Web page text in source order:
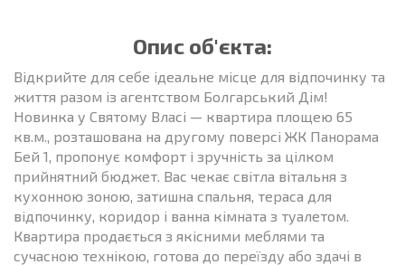
Опис об'єкта:
Відкрийте для себе ідеальне місце для відпочинку та
життя разом із агентством Болгарський Дім!
Новинка у Святому Власі — квартира площею 65
кв.м., розташована на другому поверсі ЖК Панорама
Бей 1, пропонує комфорт і зручність за цілком
прийнятний бюджет. Вас чекає світла вітальня з
кухонною зоною, затишна спальня, тераса для
відпочинку, коридор і ванна кімната з туалетом.
Квартира продається з якісними меблями та
сучасною технікою, готова до переїзду або здачі в